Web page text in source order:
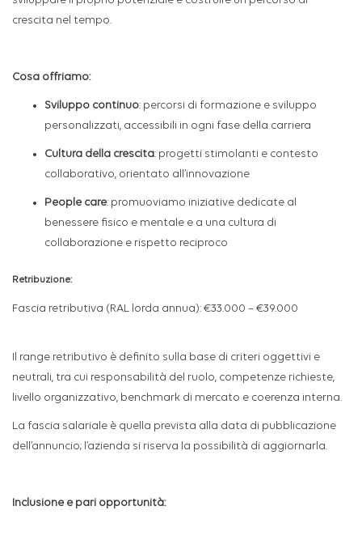
crescita nel tempo.
Cosa offriamo:
Sviluppo continuo: percorsi di formazione e sviluppo
personalizzati, accessibili in ogni fase della carriera
Cultura della crescita: progetti stimolanti e contesto
collaborativo, orientato all’innovazione
People care: promuoviamo iniziative dedicate al
benessere fisico e mentale e a una cultura di
collaborazione e rispetto reciproco
Retribuzione:
Fascia retributiva (RAL lorda annua): €33.000 – €39.000
Il range retributivo è definito sulla base di criteri oggettivi e
neutrali, tra cui responsabilità del ruolo, competenze richieste,
livello organizzativo, benchmark di mercato e coerenza interna.
La fascia salariale è quella prevista alla data di pubblicazione
dell’annuncio; l’azienda si riserva la possibilità di aggiornarla.
Inclusione e pari opportunità: